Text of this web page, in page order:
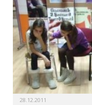
28.12.2011